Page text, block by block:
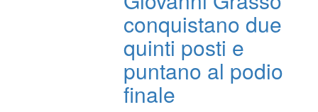
conquistano due
quinti posti e
puntano al podio
finale